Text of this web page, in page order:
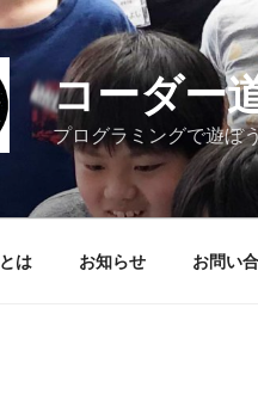
コーダー
プログラミングで遊ぼ
は お知らせ お問い